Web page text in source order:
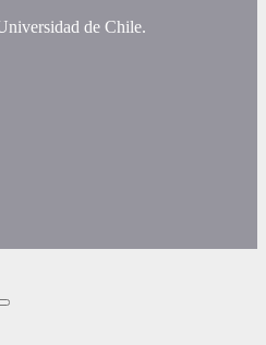
de Chile.